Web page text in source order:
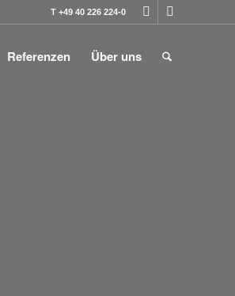
T +49 40 226 224-0
Referenzen Über uns